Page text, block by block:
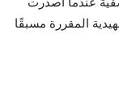
المقررة مسبقًا